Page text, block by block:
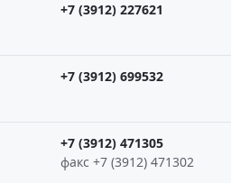
+7 (3912) 227621
+7 (3912) 699532
+7 (3912) 471305
факс +7 (3912) 471302